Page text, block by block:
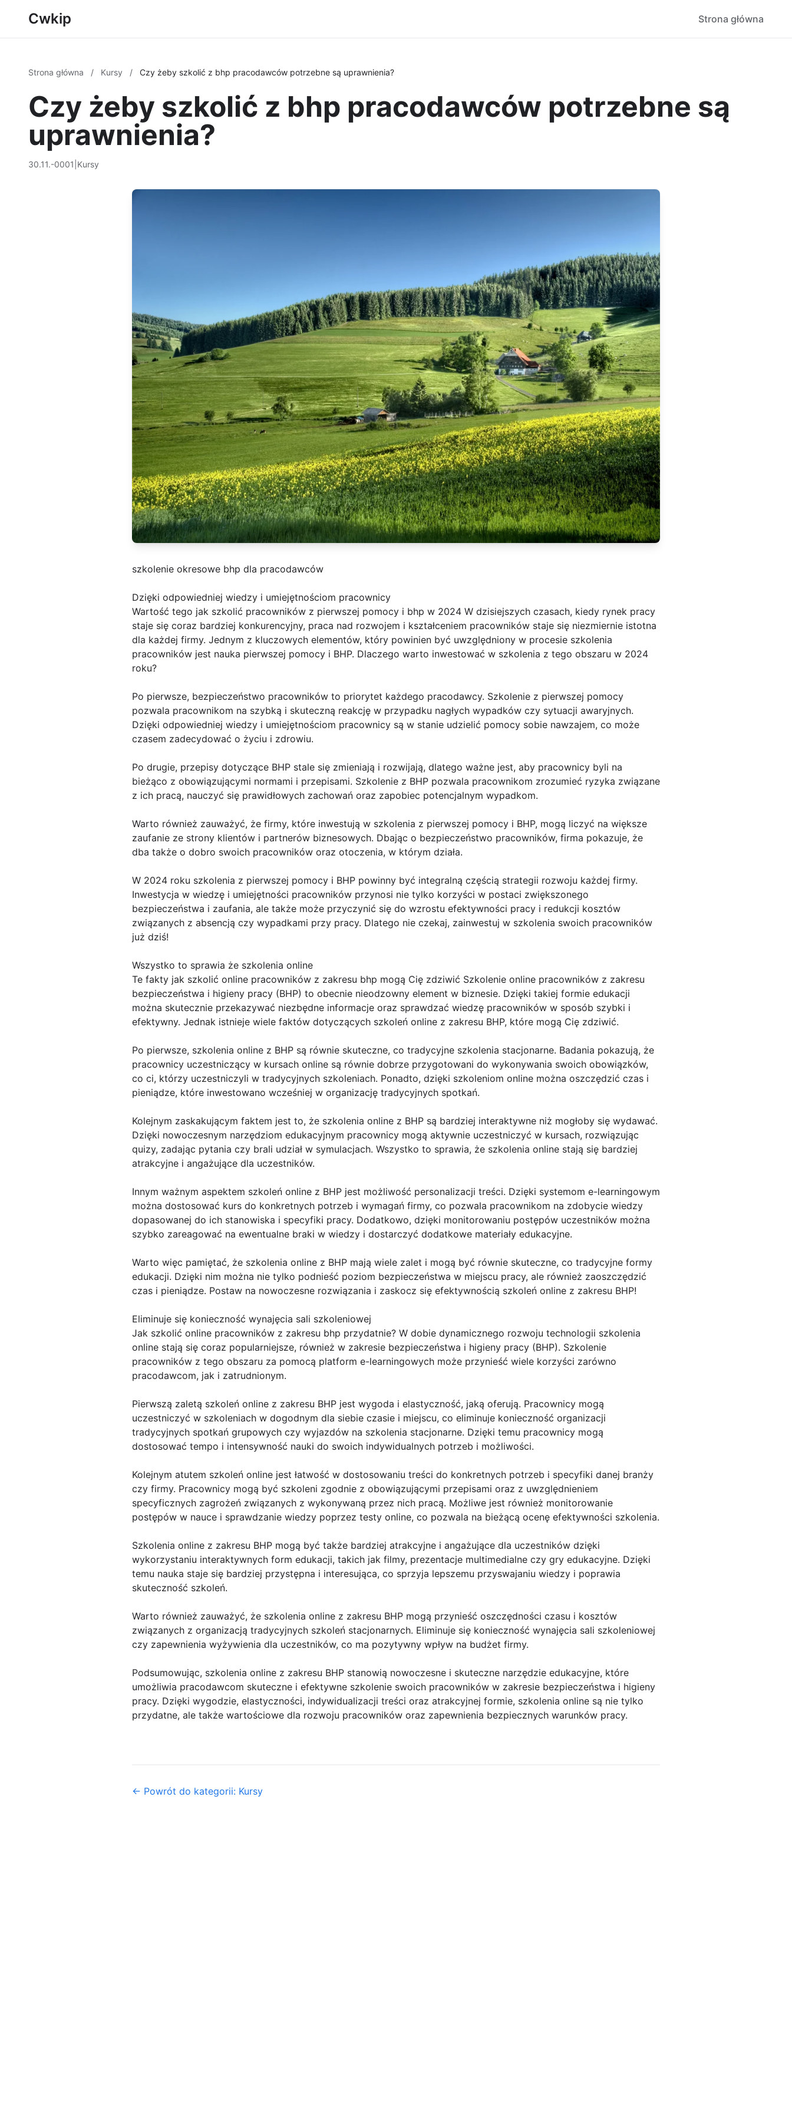
Cwkip Strona główna
Strona główna / Kursy / Czy żeby szkolić z bhp pracodawców potrzebne są uprawnienia?
Czy żeby szkolić z bhp pracodawców potrzebne są
uprawnienia?
30.11.-0001 Kursy
szkolenie okresowe bhp dla pracodawców
Dzięki odpowiedniej wiedzy i umiejętnościom pracownicy
Wartość tego jak szkolić pracowników z pierwszej pomocy i bhp w 2024 W dzisiejszych czasach, kiedy rynek pracy
staje się coraz bardziej konkurencyjny, praca nad rozwojem i kształceniem pracowników staje się niezmiernie istotna
dla każdej firmy. Jednym z kluczowych elementów, który powinien być uwzględniony w procesie szkolenia
pracowników jest nauka pierwszej pomocy i BHP. Dlaczego warto inwestować w szkolenia z tego obszaru w 2024
roku?
Po pierwsze, bezpieczeństwo pracowników to priorytet każdego pracodawcy. Szkolenie z pierwszej pomocy
pozwala pracownikom na szybką i skuteczną reakcję w przypadku nagłych wypadków czy sytuacji awaryjnych.
Dzięki odpowiedniej wiedzy i umiejętnościom pracownicy są w stanie udzielić pomocy sobie nawzajem, co może
czasem zadecydować o życiu i zdrowiu.
Po drugie, przepisy dotyczące BHP stale się zmieniają i rozwijają, dlatego ważne jest, aby pracownicy byli na
bieżąco z obowiązującymi normami i przepisami. Szkolenie z BHP pozwala pracownikom zrozumieć ryzyka związane
z ich pracą, nauczyć się prawidłowych zachowań oraz zapobiec potencjalnym wypadkom.
Warto również zauważyć, że firmy, które inwestują w szkolenia z pierwszej pomocy i BHP, mogą liczyć na większe
zaufanie ze strony klientów i partnerów biznesowych. Dbając o bezpieczeństwo pracowników, firma pokazuje, że
dba także o dobro swoich pracowników oraz otoczenia, w którym działa.
W 2024 roku szkolenia z pierwszej pomocy i BHP powinny być integralną częścią strategii rozwoju każdej firmy.
Inwestycja w wiedzę i umiejętności pracowników przynosi nie tylko korzyści w postaci zwiększonego
bezpieczeństwa i zaufania, ale także może przyczynić się do wzrostu efektywności pracy i redukcji kosztów
związanych z absencją czy wypadkami przy pracy. Dlatego nie czekaj, zainwestuj w szkolenia swoich pracowników
już dziś!
Wszystko to sprawia że szkolenia online
Te fakty jak szkolić online pracowników z zakresu bhp mogą Cię zdziwić Szkolenie online pracowników z zakresu
bezpieczeństwa i higieny pracy (BHP) to obecnie nieodzowny element w biznesie. Dzięki takiej formie edukacji
można skutecznie przekazywać niezbędne informacje oraz sprawdzać wiedzę pracowników w sposób szybki i
efektywny. Jednak istnieje wiele faktów dotyczących szkoleń online z zakresu BHP, które mogą Cię zdziwić.
Po pierwsze, szkolenia online z BHP są równie skuteczne, co tradycyjne szkolenia stacjonarne. Badania pokazują, że
pracownicy uczestniczący w kursach online są równie dobrze przygotowani do wykonywania swoich obowiązków,
co ci, którzy uczestniczyli w tradycyjnych szkoleniach. Ponadto, dzięki szkoleniom online można oszczędzić czas i
pieniądze, które inwestowano wcześniej w organizację tradycyjnych spotkań.
Kolejnym zaskakującym faktem jest to, że szkolenia online z BHP są bardziej interaktywne niż mogłoby się wydawać.
Dzięki nowoczesnym narzędziom edukacyjnym pracownicy mogą aktywnie uczestniczyć w kursach, rozwiązując
quizy, zadając pytania czy brali udział w symulacjach. Wszystko to sprawia, że szkolenia online stają się bardziej
atrakcyjne i angażujące dla uczestników.
Innym ważnym aspektem szkoleń online z BHP jest możliwość personalizacji treści. Dzięki systemom e-learningowym
można dostosować kurs do konkretnych potrzeb i wymagań firmy, co pozwala pracownikom na zdobycie wiedzy
dopasowanej do ich stanowiska i specyfiki pracy. Dodatkowo, dzięki monitorowaniu postępów uczestników można
szybko zareagować na ewentualne braki w wiedzy i dostarczyć dodatkowe materiały edukacyjne.
Warto więc pamiętać, że szkolenia online z BHP mają wiele zalet i mogą być równie skuteczne, co tradycyjne formy
edukacji. Dzięki nim można nie tylko podnieść poziom bezpieczeństwa w miejscu pracy, ale również zaoszczędzić
czas i pieniądze. Postaw na nowoczesne rozwiązania i zaskocz się efektywnością szkoleń online z zakresu BHP!
Eliminuje się konieczność wynajęcia sali szkoleniowej
Jak szkolić online pracowników z zakresu bhp przydatnie? W dobie dynamicznego rozwoju technologii szkolenia
online stają się coraz popularniejsze, również w zakresie bezpieczeństwa i higieny pracy (BHP). Szkolenie
pracowników z tego obszaru za pomocą platform e-learningowych może przynieść wiele korzyści zarówno
pracodawcom, jak i zatrudnionym.
Pierwszą zaletą szkoleń online z zakresu BHP jest wygoda i elastyczność, jaką oferują. Pracownicy mogą
uczestniczyć w szkoleniach w dogodnym dla siebie czasie i miejscu, co eliminuje konieczność organizacji
tradycyjnych spotkań grupowych czy wyjazdów na szkolenia stacjonarne. Dzięki temu pracownicy mogą
dostosować tempo i intensywność nauki do swoich indywidualnych potrzeb i możliwości.
Kolejnym atutem szkoleń online jest łatwość w dostosowaniu treści do konkretnych potrzeb i specyfiki danej branży
czy firmy. Pracownicy mogą być szkoleni zgodnie z obowiązującymi przepisami oraz z uwzględnieniem
specyficznych zagrożeń związanych z wykonywaną przez nich pracą. Możliwe jest również monitorowanie
postępów w nauce i sprawdzanie wiedzy poprzez testy online, co pozwala na bieżącą ocenę efektywności szkolenia.
Szkolenia online z zakresu BHP mogą być także bardziej atrakcyjne i angażujące dla uczestników dzięki
wykorzystaniu interaktywnych form edukacji, takich jak filmy, prezentacje multimedialne czy gry edukacyjne. Dzięki
temu nauka staje się bardziej przystępna i interesująca, co sprzyja lepszemu przyswajaniu wiedzy i poprawia
skuteczność szkoleń.
Warto również zauważyć, że szkolenia online z zakresu BHP mogą przynieść oszczędności czasu i kosztów
związanych z organizacją tradycyjnych szkoleń stacjonarnych. Eliminuje się konieczność wynajęcia sali szkoleniowej
czy zapewnienia wyżywienia dla uczestników, co ma pozytywny wpływ na budżet firmy.
Podsumowując, szkolenia online z zakresu BHP stanowią nowoczesne i skuteczne narzędzie edukacyjne, które
umożliwia pracodawcom skuteczne i efektywne szkolenie swoich pracowników w zakresie bezpieczeństwa i higieny
pracy. Dzięki wygodzie, elastyczności, indywidualizacji treści oraz atrakcyjnej formie, szkolenia online są nie tylko
przydatne, ale także wartościowe dla rozwoju pracowników oraz zapewnienia bezpiecznych warunków pracy.
← Powrót do kategorii: Kursy